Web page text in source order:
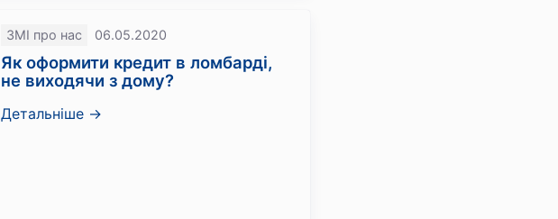
ЗМІ про нас 06.05.2020
Як оформити кредит в ломбарді,
не виходячи з дому?
Детальніше →